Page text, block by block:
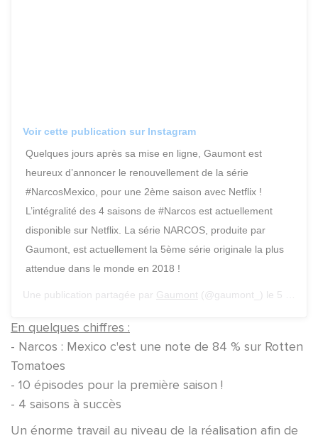
Voir cette publication sur Instagram
Quelques jours après sa mise en ligne, Gaumont est
heureux d’annoncer le renouvellement de la série
#NarcosMexico, pour une 2ème saison avec Netflix !
L’intégralité des 4 saisons de #Narcos est actuellement
disponible sur Netflix. La série NARCOS, produite par
Gaumont, est actuellement la 5ème série originale la plus
attendue dans le monde en 2018 !
Une publication partagée par Gaumont (@gaumont_) le 5 Déc. 2018 à 8 :29 PST
En quelques chiffres :
- Narcos : Mexico c'est une note de 84 % sur Rotten
Tomatoes
- 10 épisodes pour la première saison !
- 4 saisons à succès
Un énorme travail au niveau de la réalisation afin de